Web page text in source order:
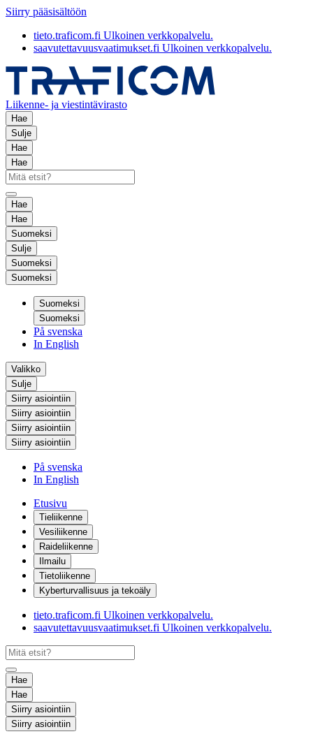
Siirry pääsisältöön
tieto.traficom.fi Ulkoinen verkkopalvelu.
saavutettavuusvaatimukset.fi Ulkoinen verkkopalvelu.
Liikenne- ja viestintävirasto
Hae
Sulje
Hae
Hae
Hae
Hae
Suomeksi
Sulje
Suomeksi
Suomeksi
Suomeksi
Suomeksi
På svenska
In English
Valikko
Sulje
Siirry asiointiin
Siirry asiointiin
Siirry asiointiin
Siirry asiointiin
På svenska
In English
Etusivu
Tieliikenne
Vesiliikenne
Raideliikenne
Ilmailu
Tietoliikenne
Kyberturvallisuus ja tekoäly
tieto.traficom.fi Ulkoinen verkkopalvelu.
saavutettavuusvaatimukset.fi Ulkoinen verkkopalvelu.
Hae
Hae
Siirry asiointiin
Siirry asiointiin